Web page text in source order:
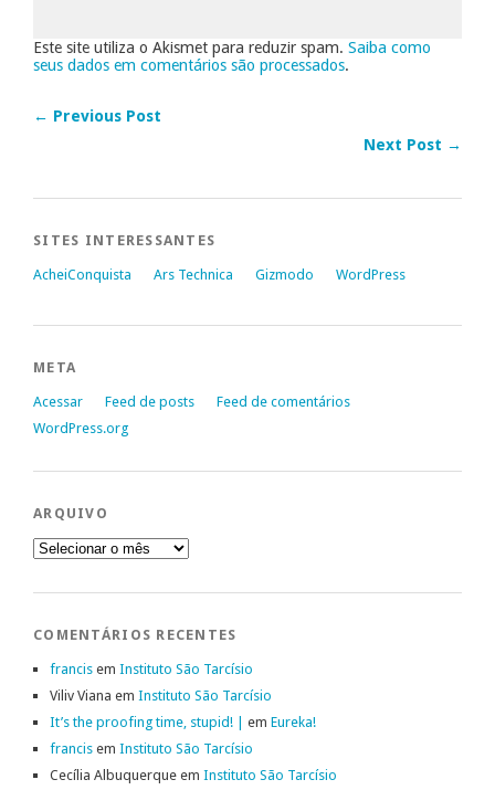
Este site utiliza o Akismet para reduzir spam. Saiba como
seus dados em comentários são processados.
← Previous Post
Next Post →
SITES INTERESSANTES
AcheiConquista Ars Technica Gizmodo WordPress
META
Acessar Feed de posts
Feed de comentários
WordPress.org
ARQUIVO
Arquivo
COMENTÁRIOS RECENTES
francis em Instituto São Tarcísio
Viliv Viana em Instituto São Tarcísio
It’s the proofing time, stupid! | em Eureka!
francis em Instituto São Tarcísio
Cecília Albuquerque em Instituto São Tarcísio